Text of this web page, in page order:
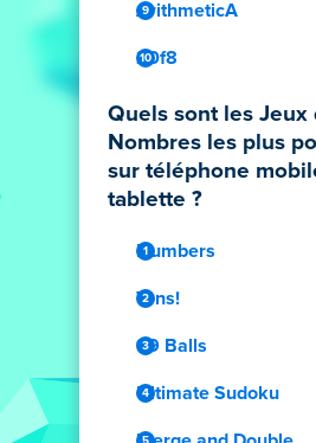
ArithmeticA
20f8
Quels sont les Jeux
Nombres les plus
sur téléphone
tablette ?
Numbers
Tens!
99 Balls
Ultimate Sudoku